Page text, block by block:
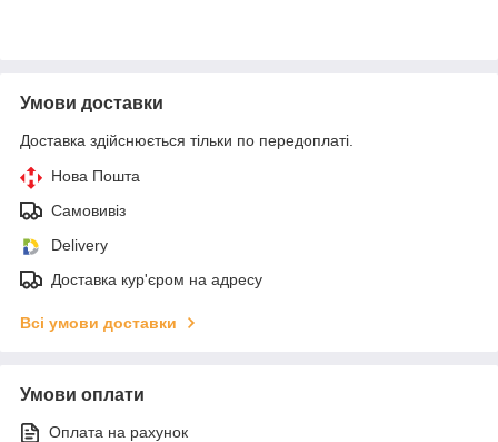
Умови доставки
Доставка здійснюється тільки по передоплаті.
Нова Пошта
Самовивіз
Delivery
Доставка кур'єром на адресу
Всі умови доставки
Умови оплати
Оплата на рахунок